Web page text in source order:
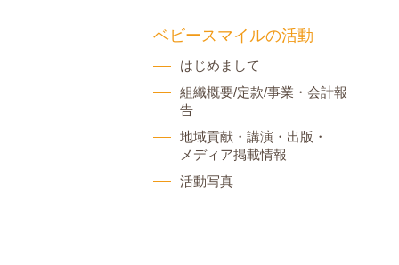
ベビースマイルの活動
はじめまして
組織概要/定款/事業・会計報
告
地域貢献・講演・出版・
メディア掲載情報
活動写真